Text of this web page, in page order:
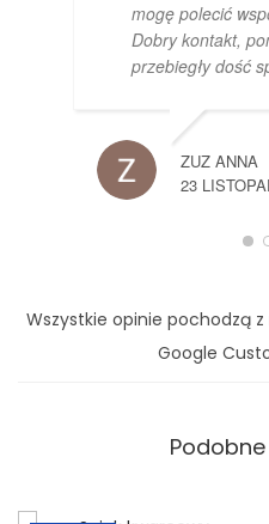
mogę polecić
Dobry kontakt,
przebiegły dość
ZUZ ANNA
23
Wszystkie opinie pochodzą
Google